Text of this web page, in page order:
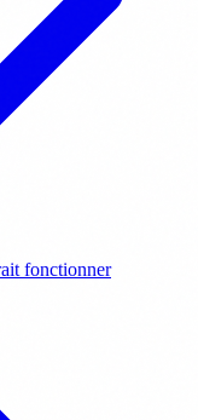
fonctionner